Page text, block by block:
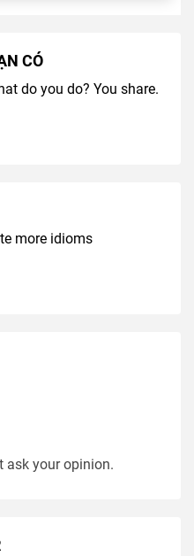
CÓ
do you do? You share.
more idioms
ask your opinion.